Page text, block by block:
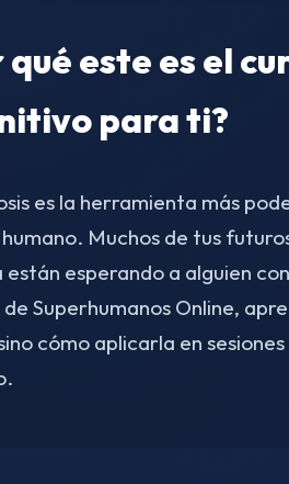
qué este es el
para ti?
es la herramienta más
Muchos de tus
están esperando a alguien
de Superhumanos Online,
cómo aplicarla en